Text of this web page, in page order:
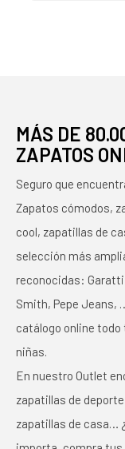
MÁS DE
ZAPATOS
Seguro que
Zapatos cómodos,
cool, zapatillas de
selección más
reconocidas:
Smith, Pepe Jeans,
catálogo online todo
niñas.
En nuestro Outlet
zapatillas de
zapatillas de casa…